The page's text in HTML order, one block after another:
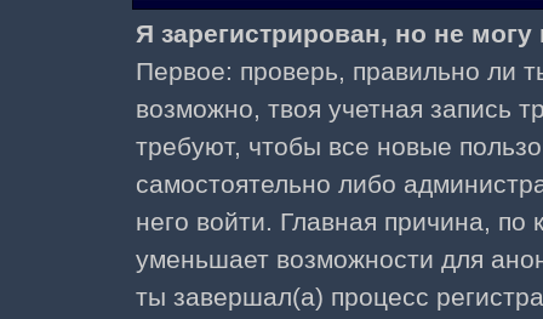
Я зарегистрирован, но не могу
Первое: проверь, правильно ли
возможно, твоя учетная запись
требуют, чтобы все новые
самостоятельно либо
него войти. Главная причина,
уменьшает возможности для
ты завершал(а) процесс